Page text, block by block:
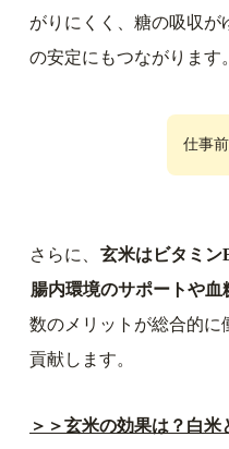
がりにくく、糖の吸収が
の安定にもつながります。
仕事
さらに、 玄米はビタミン
腸内環境のサポートや血
数のメリットが総合的に
貢献します。
＞＞玄米の効果は？白